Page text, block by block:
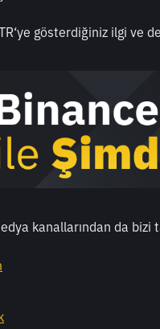
gösterdiğiniz ilgi ve
kanallarından da bizi